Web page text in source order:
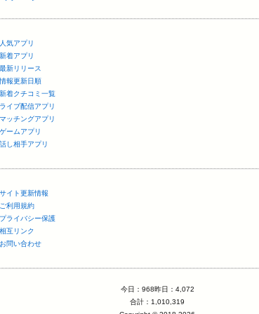
人気アプリ
新着アプリ
最新リリース
情報更新日順
新着クチコミ一覧
ライブ配信アプリ
マッチングアプリ
ゲームアプリ
話し相手アプリ
サイト更新情報
ご利用規約
プライバシー保護
相互リンク
お問い合わせ
今日：968昨日：4,072
合計：1,010,319